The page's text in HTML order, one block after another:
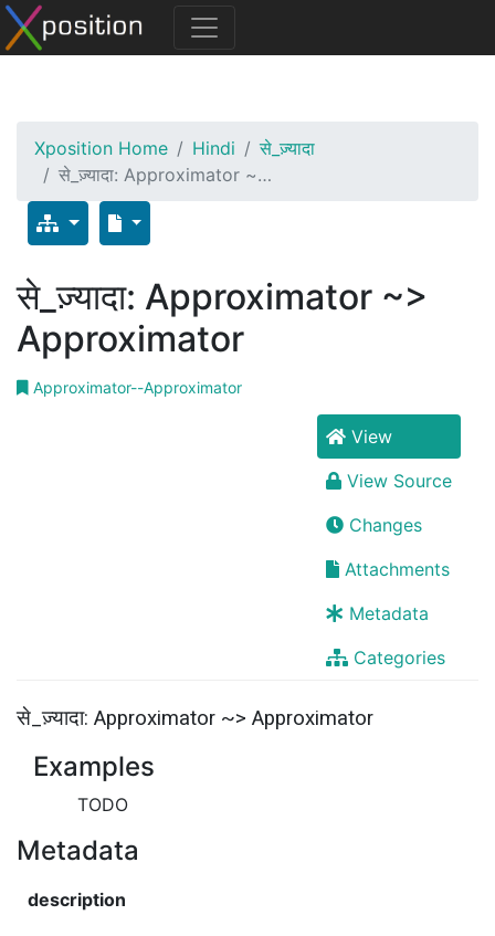
Xposition Home Hindi
से_ज़्यादा
से_ज़्यादा: Approximator ~…
से_ज़्यादा: Approximator ~>
Approximator
Approximator--Approximator
View
View Source
Changes
Attachments
Metadata
Categories
से_ज़्यादा: Approximator ~> Approximator
Examples
TODO
Metadata
description